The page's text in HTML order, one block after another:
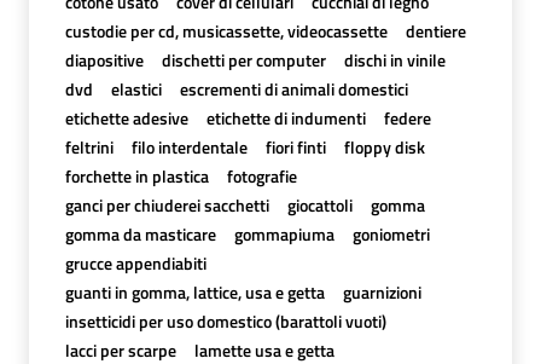
custodie per cd, musicassette, videocassette
dentiere
diapositive
dischetti per computer
dischi in vinile
dvd
elastici
escrementi di animali domestici
etichette adesive
etichette di indumenti
federe
feltrini
filo interdentale fiori finti
floppy disk
forchette in plastica
fotografie
ganci per chiuderei sacchetti
giocattoli
gomma
gomma da masticare
gommapiuma
goniometri
grucce appendiabiti
guanti in gomma, lattice, usa e getta
guarnizioni
insetticidi per uso domestico (barattoli vuoti)
lacci per scarpe
lamette usa e getta